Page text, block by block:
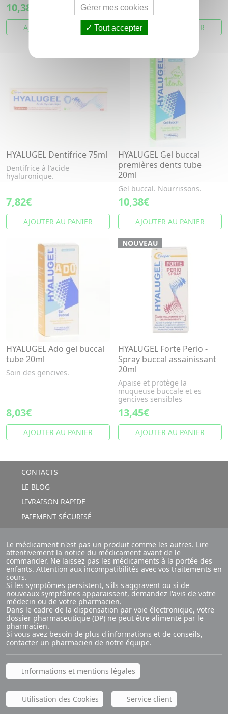
10,38€
AJOUTER AU PANIER
11,37€
AJOUTER AU PANIER
HYALUGEL Dentifrice 75ml
Dentifrice à l'acide
hyaluronique.
7,82€
AJOUTER AU PANIER
HYALUGEL Gel buccal
premières dents tube
20ml
Gel buccal. Nourrissons.
10,38€
AJOUTER AU PANIER
HYALUGEL Ado gel buccal
tube 20ml
Soin des gencives.
8,03€
AJOUTER AU PANIER
NOUVEAU
HYALUGEL Forte Perio -
Spray buccal assainissant
20ml
Apaise et protège la
muqueuse buccale et es
gencives sensibles
13,45€
AJOUTER AU PANIER
CONTACTS
LE BLOG
LIVRAISON RAPIDE
PAIEMENT SÉCURISÉ
Le médicament n'est pas un produit comme les autres. Lire
attentivement la notice du médicament avant de le
commander. Ne laissez pas les médicaments à la portée des
enfants. Attention aux incompatibilités avec vos traitements en
cours.
Si les symptômes persistent, s'ils s'aggravent ou si de
nouveaux symptômes apparaissent, demandez l'avis de votre
médecin ou de votre pharmacien.
Dans le cadre de la dispensation par voie électronique, votre
dossier pharmaceutique (DP) ne peut être alimenté par le
pharmacien.
Si vous avez besoin de plus d'informations et de conseils,
contacter un pharmacien de notre équipe.
Informations et mentions légales
Utilisation des Cookies Service client
Gérer mes cookies
Tout accepter